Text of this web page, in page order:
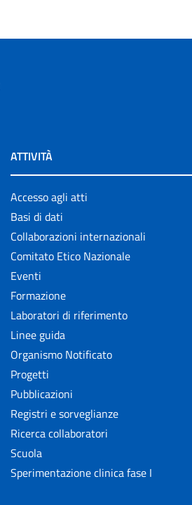
ATTIVITÀ
Accesso agli atti
Basi di dati
Collaborazioni internazionali
Comitato Etico Nazionale
Eventi
Formazione
Laboratori di riferimento
Linee guida
Organismo Notificato
Progetti
Pubblicazioni
Registri e sorveglianze
Ricerca collaboratori
Scuola
Sperimentazione clinica fase I